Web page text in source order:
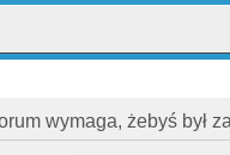
wymaga, żebyś był